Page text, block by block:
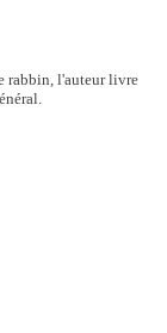
rabbin, l'auteur livre